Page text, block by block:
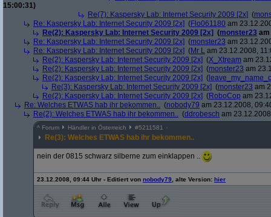
15:00:31)
Re(7): Kaspersky Lab: Internet Security 2009 [2x] (
Re: Kaspersky Lab: Internet Security 2009 [2x] (Flo061180 am
Re(2): Kaspersky Lab: Internet Security 2009 [2x] (monster23 am
Re: Kaspersky Lab: Internet Security 2009 [2x] (monster23 am
Re: Kaspersky Lab: Internet Security 2009 [2x] (Mr L am 23.12.2008,
Re(2): Kaspersky Lab: Internet Security 2009 [2x] (X_Xtream am
Re(2): Kaspersky Lab: Internet Security 2009 [2x] (monster23 am
Re(2): Kaspersky Lab: Internet Security 2009 [2x] (
Re(3): Kaspersky Lab: Internet Security 2009 [2x] (monster23 am
Re(2): Kaspersky Lab: Internet Security 2009 [2x] (RoboCop am
Re: Welches ETWAS hab ihr bekommen.. (nobody79 am 23.12.2008,
Re(2): Welches ETWAS hab ihr bekommen.. (ddrobesch am
^ Forum Händler in Österreich #5211581
Re(3): Welches ETWAS hab ihr bekommen..
nein der 0815 schwarz silberne zum einklappen ..
23.12.2008, 09:44 Uhr - Editiert von nobody79 , alte Version: hier